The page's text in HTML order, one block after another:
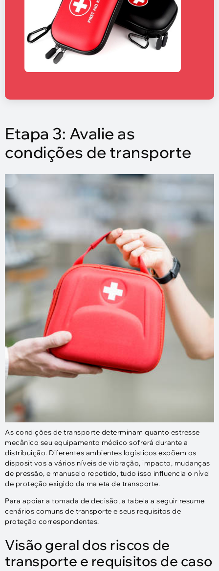
Etapa 3: Avalie as
condições de transporte
As condições de transporte determinam quanto estresse
mecânico seu equipamento médico sofrerá durante a
distribuição. Diferentes ambientes logísticos expõem os
dispositivos a vários níveis de vibração, impacto, mudanças
de pressão, e manuseio repetido, tudo isso influencia o nível
de proteção exigido da maleta de transporte.
Para apoiar a tomada de decisão, a tabela a seguir resume
cenários comuns de transporte e seus requisitos de
proteção correspondentes.
Visão geral dos riscos de
transporte e requisitos de caso